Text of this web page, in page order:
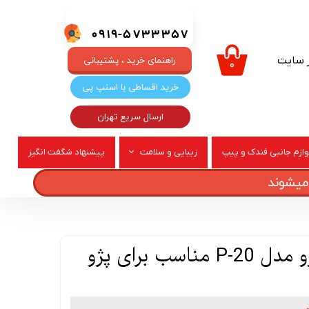
0919-5733357
سایت
جانبی فندک و پیپ زیبایی و سلامت پیشنهاد شگفت انگیز
۰
خرید اقساطی با اسنپ پی
ارسال سریع تهران
راهنمای خرید ، پشتیبانی
زبانه قفل در خودرو مدل P-20 مناسب برای پژو